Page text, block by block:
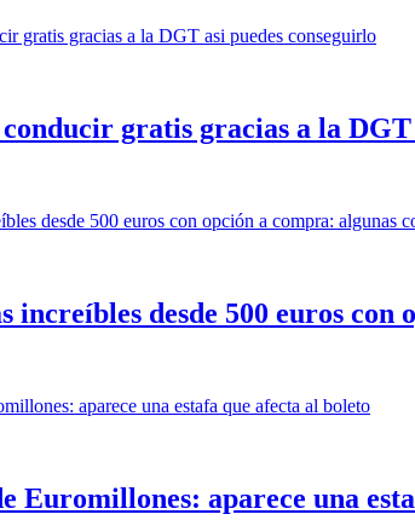
gratis gracias a la DGT
increíbles desde 500 euros con
Euromillones: aparece una